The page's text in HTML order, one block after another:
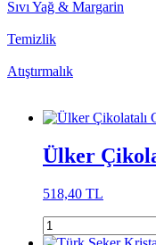
Sıvı Yağ & Margarin
Temizlik
Atıştırmalık
Ülker
518,40 TL